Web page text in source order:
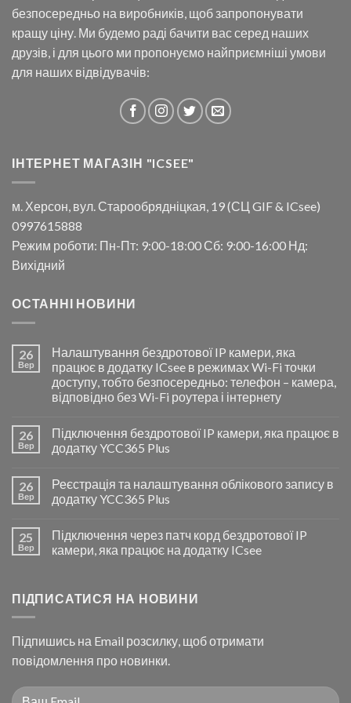
безпосередньо на виробників, щоб запропонувати
кращу ціну. Ми будемо раді бачити вас серед наших
друзів, і для цього ми пропонуємо найприємніші умови
для наших відвідувачів:
ІНТЕРНЕТ МАГАЗІН "ICSEE"
м. Херсон, вул. Старообрядніцкая, 19 (СЦ GIF & ICsee)
0997615888
Режим роботи: Пн-Пт: 9:00-18:00 Сб: 9:00-16:00 Нд:
Вихідний
ОСТАННІ НОВИНИ
26
Вер
Налаштування бездротової IP камери, яка
працює в додатку ICsee в режимах Wi-Fi точки
доступу, тобто безпосередньо: телефон – камера,
відповідно без Wi-Fi роутера і інтернету
26
Вер
Підключення бездротової IP камери, яка працює в
додатку YCC365 Plus
26
Вер
Реєстрація та налаштування облікового запису в
додатку YCC365 Plus
25
Вер
Підключення через патч корд бездротової IP
камери, яка працює на додатку ICsee
ПІДПИСАТИСЯ НА НОВИНИ
Підпишись на Email розсилку, щоб отримати
повідомлення про новинки.